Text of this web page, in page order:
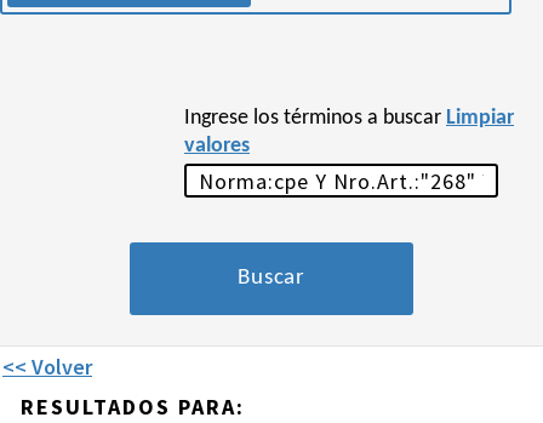
Ingrese los términos a buscar Limpiar
valores
<< Volver
RESULTADOS PARA: